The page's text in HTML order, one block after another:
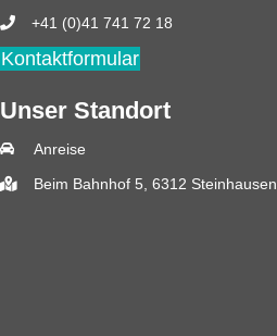
+41 (0)41 741 72 18
Kontaktformular
Unser Standort
Anreise
Beim Bahnhof 5, 6312 Steinhausen